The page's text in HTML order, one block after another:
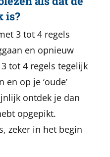
is?
3 tot 4 regels
en opnieuw
tot 4 regels tegelijk
en op je ‘oude’
ontdek je dan
opgepikt.
zeker in het begin